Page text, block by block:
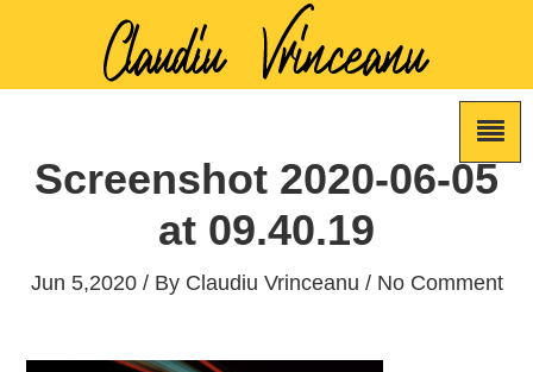
Screenshot 2020-06-05
at 09.40.19
Jun 5,2020 / By Claudiu Vrinceanu / No Comment